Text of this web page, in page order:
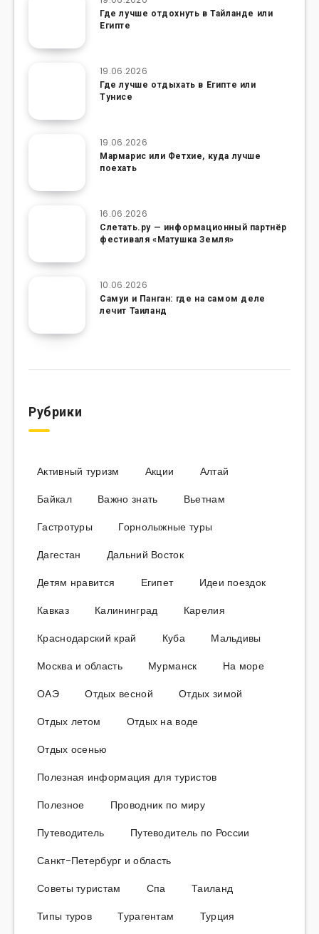
Где лучше отдохнуть в Тайланде или
Египте
19.06.2026
Где лучше отдыхать в Египте или
Тунисе
19.06.2026
Мармарис или Фетхие, куда лучше
поехать
16.06.2026
Слетать.ру — информационный партнёр
фестиваля «Матушка Земля»
10.06.2026
Самуи и Панган: где на самом деле
лечит Таиланд
Рубрики
Активный туризм Акции
Алтай
Байкал
Важно знать
Вьетнам
Гастротуры
Горнолыжные туры
Дагестан
Дальний Восток
Детям нравится
Египет
Идеи поездок
Кавказ
Калининград
Карелия
Краснодарский край
Куба
Мальдивы
Москва и область
Мурманск
На море
ОАЭ
Отдых весной
Отдых зимой
Отдых летом
Отдых на воде
Отдых осенью
Полезная информация для туристов
Полезное
Проводник по миру
Путеводитель
Путеводитель по России
Санкт-Петербург и область
Советы туристам
Спа
Таиланд
Типы туров
Турагентам Турция